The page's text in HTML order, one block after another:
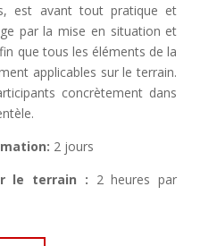
est avant tout pratique et
par la mise en situation et
que tous les éléments de la
applicables sur le terrain.
concrètement dans
2 jours
le terrain : 2 heures par